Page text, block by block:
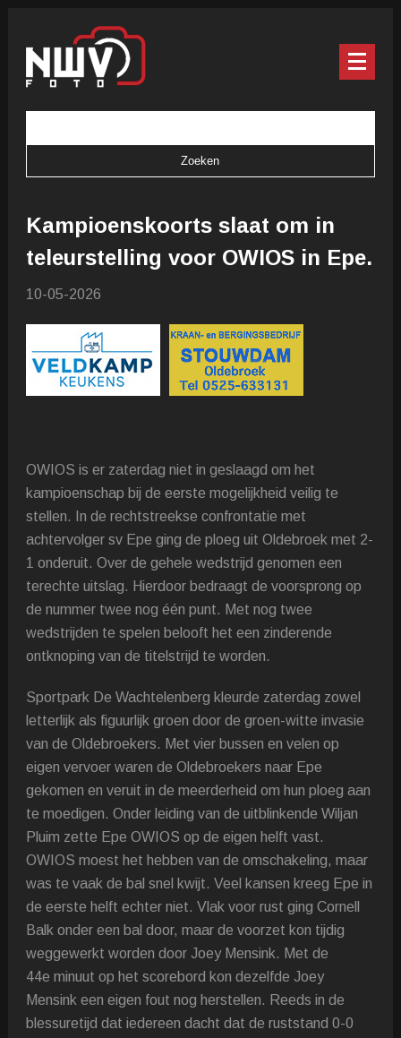
Kampioenskoorts slaat om in
teleurstelling voor OWIOS in Epe.
10-05-2026
OWIOS is er zaterdag niet in geslaagd om het
kampioenschap bij de eerste mogelijkheid veilig te
stellen. In de rechtstreekse confrontatie met
achtervolger sv Epe ging de ploeg uit Oldebroek met 2-
1 onderuit. Over de gehele wedstrijd genomen een
terechte uitslag. Hierdoor bedraagt de voorsprong op
de nummer twee nog één punt. Met nog twee
wedstrijden te spelen belooft het een zinderende
ontknoping van de titelstrijd te worden.
Sportpark De Wachtelenberg kleurde zaterdag zowel
letterlijk als figuurlijk groen door de groen-witte invasie
van de Oldebroekers. Met vier bussen en velen op
eigen vervoer waren de Oldebroekers naar Epe
gekomen en veruit in de meerderheid om hun ploeg aan
te moedigen. Onder leiding van de uitblinkende Wiljan
Pluim zette Epe OWIOS op de eigen helft vast.
OWIOS moest het hebben van de omschakeling, maar
was te vaak de bal snel kwijt. Veel kansen kreeg Epe in
de eerste helft echter niet. Vlak voor rust ging Cornell
Balk onder een bal door, maar de voorzet kon tijdig
weggewerkt worden door Joey Mensink. Met de
44e minuut op het scorebord kon dezelfde Joey
Mensink een eigen fout nog herstellen. Reeds in de
blessuretijd dat iedereen dacht dat de ruststand 0-0